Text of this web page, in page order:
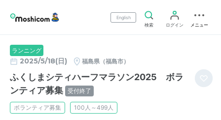
English
検索
ログイン メニュー
ランニング
2025/5/18(日) 福島県（福島市）
ふくしまシティハーフマラソン2025 ボラ
ンティア募集 受付終了
ボランティア募集 100人～499人